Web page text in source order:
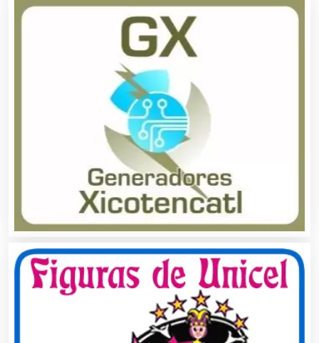
Audio, Sonido e Iluminación
Audios para Eventos
Autobuses
Automatización
Automóviles Nuevos y Usados
Autopartes Eléctricas